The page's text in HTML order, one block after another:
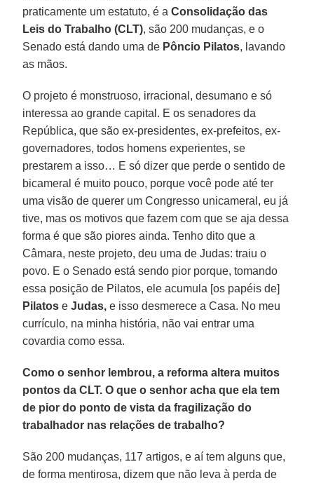
praticamente um estatuto, é aConsolidação das
Leis do Trabalho (CLT), são 200 mudanças, e o
Senado está dando uma de Pôncio Pilatos, lavando
as mãos.
O projeto é monstruoso, irracional, desumano e só
interessa ao grande capital. E os senadores da
República, que são ex-presidentes, ex-prefeitos, ex-
governadores, todos homens experientes, se
prestarem a isso… E só dizer que perde o sentido de
bicameral é muito pouco, porque você pode até ter
uma visão de querer um Congresso unicameral, eu já
tive, mas os motivos que fazem com que se aja dessa
forma é que são piores ainda. Tenho dito que a
Câmara, neste projeto, deu uma de Judas: traiu o
povo. E o Senado está sendo pior porque, tomando
essa posição de Pilatos, ele acumula [os papéis de]
Pilatos eJudas, e isso desmerece a Casa. No meu
currículo, na minha história, não vai entrar uma
covardia como essa.
Como o senhor lembrou, a reforma altera muitos
pontos da CLT. O que o senhor acha que ela tem
de pior do ponto de vista da fragilização do
trabalhador nas relações de trabalho?
São 200 mudanças, 117 artigos, e aí tem alguns que,
de forma mentirosa, dizem que não leva à perda de